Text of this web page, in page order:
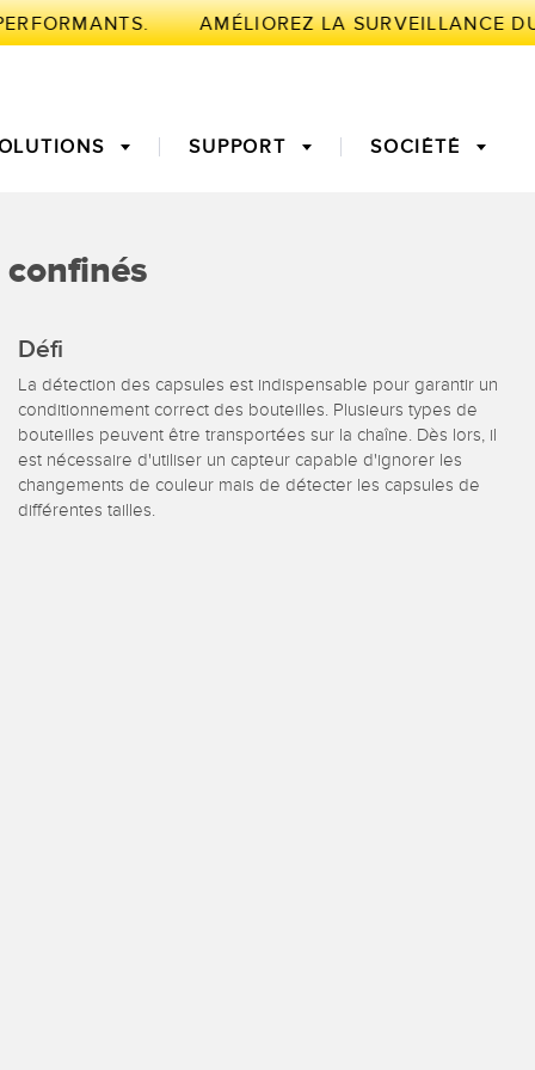
mesure
à fibre
au choix Capteurs de température
des bords
de
(OEE)
Surveillance des
conditions : maintenance
prédictive et préventive
SUPPORT SOCIÉTÉ
Défi
La détection des capsules est indispensable pour garantir un
conditionnement correct des bouteilles. Plusieurs types de
bouteilles peuvent être transportées sur la chaîne. Dès lors, il
est nécessaire d'utiliser un capteur capable d'ignorer les
changements de couleur mais de détecter les capsules de
différentes tailles.